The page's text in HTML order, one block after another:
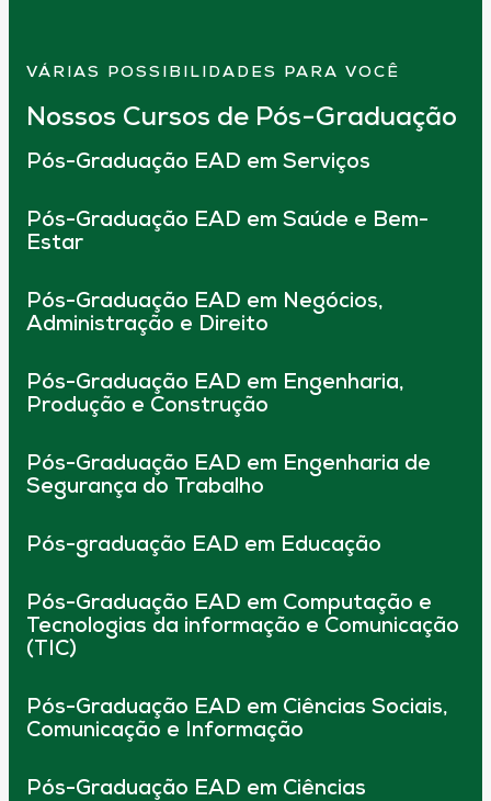
VÁRIAS POSSIBILIDADES PARA VOCÊ
Nossos Cursos de Pós-Graduação
Pós-Graduação EAD em Serviços
Pós-Graduação EAD em Saúde e Bem-
Estar
Pós-Graduação EAD em Negócios,
Administração e Direito
Pós-Graduação EAD em Engenharia,
Produção e Construção
Pós-Graduação EAD em Engenharia de
Segurança do Trabalho
Pós-graduação EAD em Educação
Pós-Graduação EAD em Computação e
Tecnologias da informação e Comunicação
(TIC)
Pós-Graduação EAD em Ciências Sociais,
Comunicação e Informação
Pós-Graduação EAD em Ciências